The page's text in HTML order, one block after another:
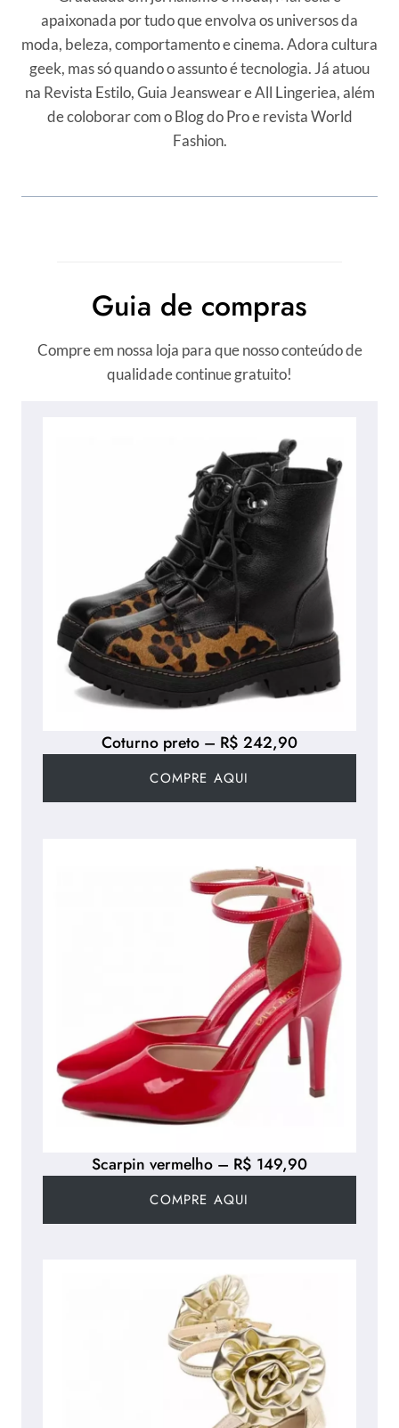
apaixonada por tudo que envolva os universos da
moda, beleza, comportamento e cinema. Adora cultura
geek, mas só quando o assunto é tecnologia. Já atuou
na Revista Estilo, Guia Jeanswear e All Lingeriea, além
de coloborar com o Blog do Pro e revista World
Fashion.
Guia de compras
Compre em nossa loja para que nosso conteúdo de
qualidade continue gratuito!
Coturno preto – R$ 242,90
COMPRE AQUI
Scarpin vermelho – R$ 149,90
COMPRE AQUI